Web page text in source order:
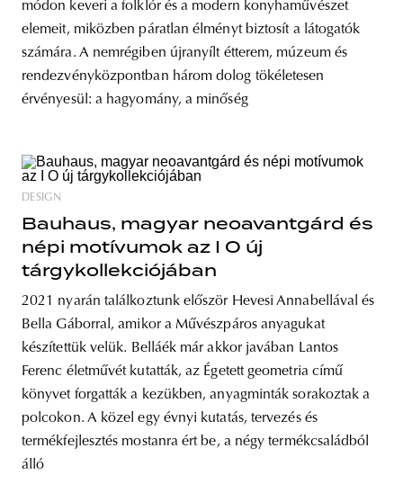
módon keveri a folklór és a modern konyhaművészet
elemeit, miközben páratlan élményt biztosít a látogatók
számára. A nemrégiben újranyílt étterem, múzeum és
rendezvényközpontban három dolog tökéletesen
érvényesül: a hagyomány, a minőség
DESIGN
Bauhaus, magyar neoavantgárd és
népi motívumok az I O új
tárgykollekciójában
2021 nyarán találkoztunk először Hevesi Annabellával és
Bella Gáborral, amikor a Művészpáros anyagukat
készítettük velük. Belláék már akkor javában Lantos
Ferenc életművét kutatták, az Égetett geometria című
könyvet forgatták a kezükben, anyagminták sorakoztak a
polcokon. A közel egy évnyi kutatás, tervezés és
termékfejlesztés mostanra ért be, a négy termékcsaládból
álló